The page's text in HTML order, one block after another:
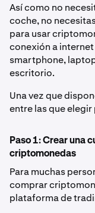
Así como no
coche, no
para usar
conexión a
smartphone,
escritorio.
Una vez que
entre las que elegir
Paso 1: Crear una
criptomonedas
Para muchas
comprar
plataforma de